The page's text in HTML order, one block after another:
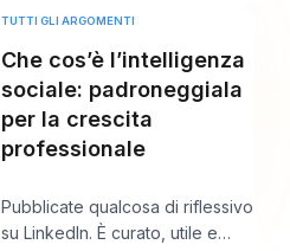
TUTTI GLI ARGOMENTI
Che cos’è l’intelligenza
sociale: padroneggiala
per la crescita
professionale
Pubblicate qualcosa di riflessivo
su LinkedIn. È curato, utile e